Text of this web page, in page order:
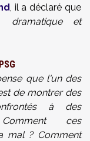
, il a déclaré que
dramatique et
que l'un des
de montrer des
à des
Comment ces
mal ? Comment